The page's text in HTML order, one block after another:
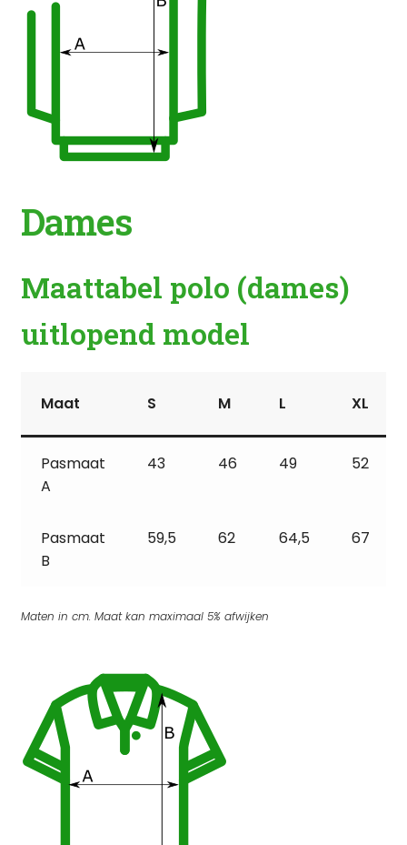
Dames
Maattabel polo (dames)
uitlopend model
Maat S M L XL
Pasmaat
A
43 46 49 52
Pasmaat
B
59,5 62 64,5 67
Maten in cm. Maat kan maximaal 5% afwijken